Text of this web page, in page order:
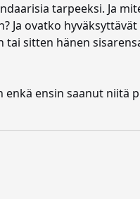
tarpeeksi. Ja
Ja ovatko
sitten hänen
ensin saanut niitä